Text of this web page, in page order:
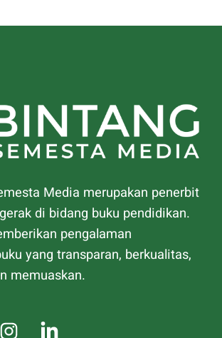
Media merupakan penerbit
di bidang buku pendidikan.
pengalaman
yang transparan, berkualitas,
memuaskan.